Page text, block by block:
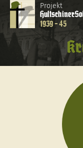
Projekt
Hultschiner
1939 - 45